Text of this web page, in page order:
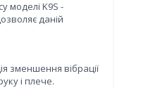
моделі K9S -
даній
зменшення вібрації
і плече.